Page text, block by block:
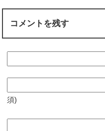
コメントを残す
須)